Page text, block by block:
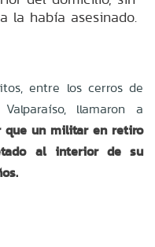
la había asesinado.
entre los cerros de
llamaron a
que un militar en retiro
al interior de su